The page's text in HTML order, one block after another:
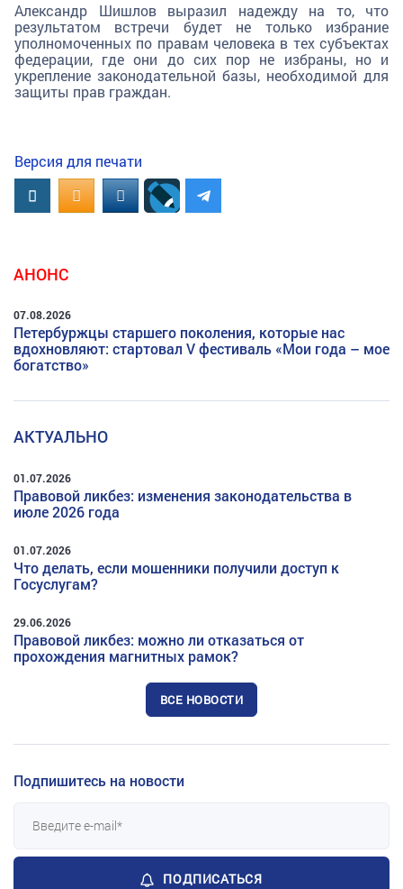
Александр Шишлов выразил надежду на то, что
результатом встречи будет не только избрание
уполномоченных по правам человека в тех субъектах
федерации, где они до сих пор не избраны, но и
укрепление законодательной базы, необходимой для
защиты прав граждан.
Версия для печати
ВконтактеOK.RUMAIL.RU
АНОНС
07.08.2026
Петербуржцы старшего поколения, которые нас
вдохновляют: стартовал V фестиваль «Мои года – мое
богатство»
АКТУАЛЬНО
01.07.2026
Правовой ликбез: изменения законодательства в
июле 2026 года
01.07.2026
Что делать, если мошенники получили доступ к
Госуслугам?
29.06.2026
Правовой ликбез: можно ли отказаться от
прохождения магнитных рамок?
ВСЕ НОВОСТИ
Подпишитесь на новости
ПОДПИСАТЬСЯ